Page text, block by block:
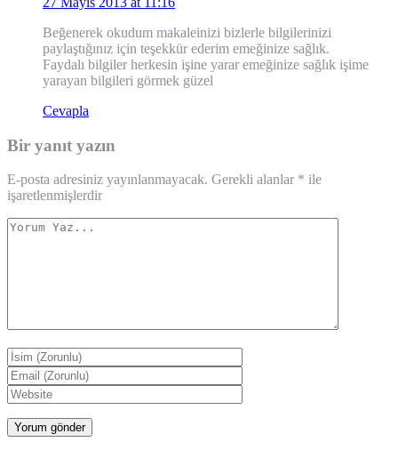
Beğenerek okudum makaleinizi bizlerle bilgilerinizi
paylaştığınız için teşekkür ederim emeğinize sağlık.
Faydalı bilgiler herkesin işine yarar emeğinize sağlık işime
yarayan bilgileri görmek güzel
Cevapla
Bir yanıt yazın
E-posta adresiniz yayınlanmayacak. Gerekli alanlar * ile
işaretlenmişlerdir